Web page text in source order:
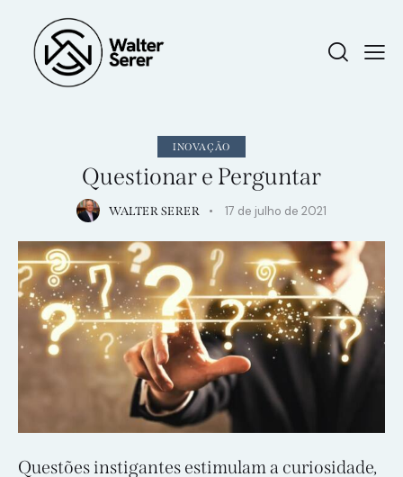
INOVAÇÃO
Questionar e Perguntar
WALTER SERER 17 de julho de 2021
Questões instigantes estimulam a curiosidade,